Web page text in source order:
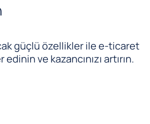
güçlü özellikler ile e-ticaret
ve kazancınızı artırın.